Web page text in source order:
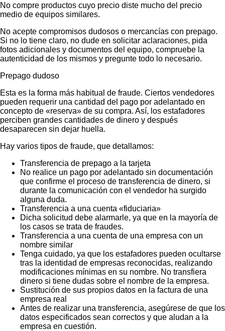
No compre productos cuyo precio diste mucho del precio
medio de equipos similares.
No acepte compromisos dudosos o mercancías con prepago.
Si no lo tiene claro, no dude en solicitar aclaraciones, pida
fotos adicionales y documentos del equipo, compruebe la
autenticidad de los mismos y pregunte todo lo necesario.
Prepago dudoso
Esta es la forma más habitual de fraude. Ciertos vendedores
pueden requerir una cantidad del pago por adelantado en
concepto de «reserva» de su compra. Así, los estafadores
perciben grandes cantidades de dinero y después
desaparecen sin dejar huella.
Hay varios tipos de fraude, que detallamos:
Transferencia de prepago a la tarjeta
No realice un pago por adelantado sin documentación
que confirme el proceso de transferencia de dinero, si
durante la comunicación con el vendedor ha surgido
alguna duda.
Transferencia a una cuenta «fiduciaria»
Dicha solicitud debe alarmarle, ya que en la mayoría de
los casos se trata de fraudes.
Transferencia a una cuenta de una empresa con un
nombre similar
Tenga cuidado, ya que los estafadores pueden ocultarse
tras la identidad de empresas reconocidas, realizando
modificaciones mínimas en su nombre. No transfiera
dinero si tiene dudas sobre el nombre de la empresa.
Sustitución de sus propios datos en la factura de una
empresa real
Antes de realizar una transferencia, asegúrese de que los
datos especificados sean correctos y que aludan a la
empresa en cuestión.